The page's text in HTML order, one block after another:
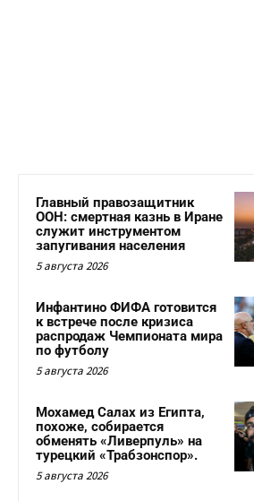
Главный правозащитник
ООН: смертная казнь в Иране
служит инструментом
запугивания населения
5 августа 2026
Инфантино ФИФА готовится
к встрече после кризиса
распродаж Чемпионата мира
по футболу
5 августа 2026
Мохамед Салах из Египта,
похоже, собирается
обменять «Ливерпуль» на
турецкий «Трабзонспор».
5 августа 2026